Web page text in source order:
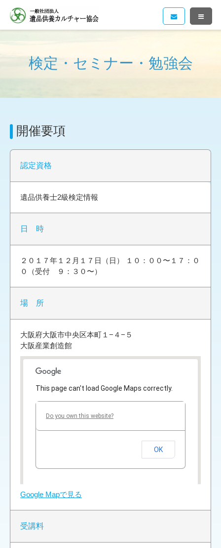
検定・セミナー・勉強会
開催要項
認定資格
遺品供養士2級検定情報
日 時
２０１７年１２月１７日（日） １０：００〜１７：０
０（受付 ９：３０〜）
場 所
大阪府大阪市中央区本町１−４−５
大阪産業創造館
This page can't load Google Maps correctly.
Do you own this website?
OK
Google Mapで見る
受講料